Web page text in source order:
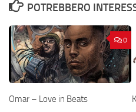
POTREBBERO
0
Omar – Love in Beats